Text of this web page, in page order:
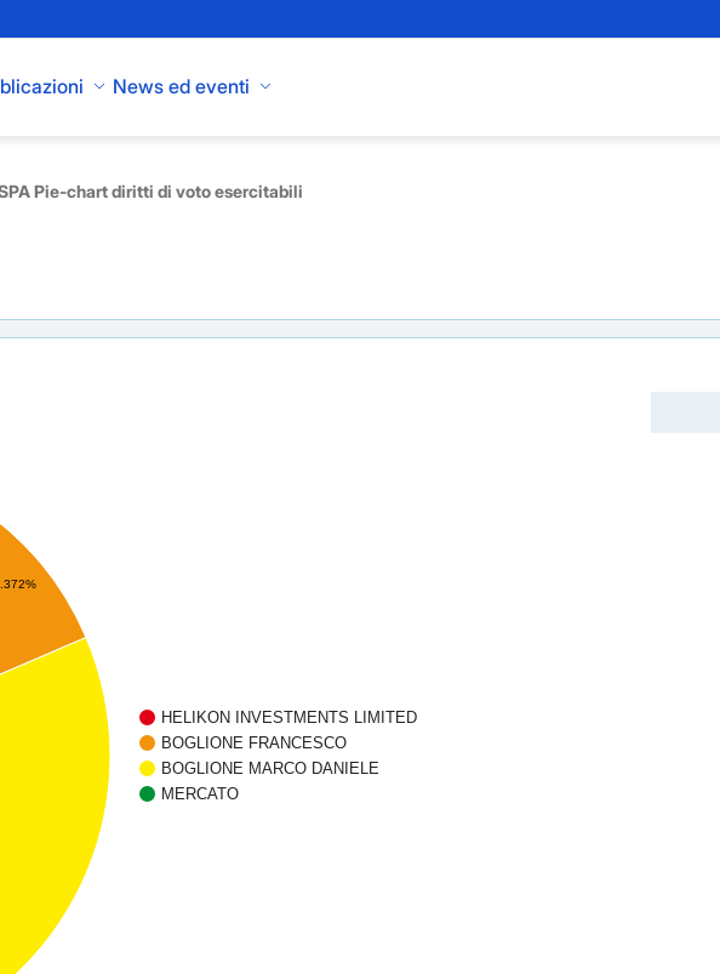
News ed eventi
Pie-chart diritti di voto esercitabili
HELIKON INVESTMENTS LIMITED
BOGLIONE FRANCESCO
BOGLIONE MARCO DANIELE
MERCATO